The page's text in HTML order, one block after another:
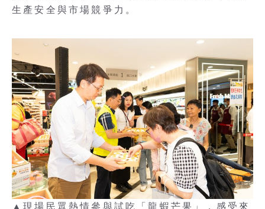
生產安全與市場競爭力。
▲現場民眾熱情參與試吃「龍蝦芒果」，感受來